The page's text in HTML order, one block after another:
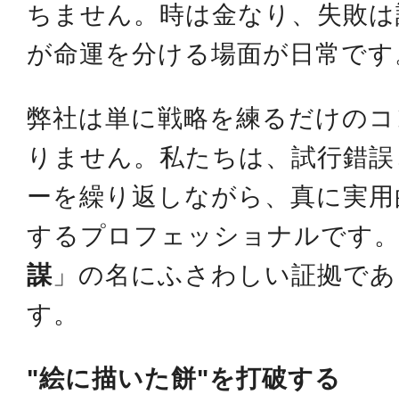
ちません。時は金なり、失敗
が命運を分ける場面が日常で
弊社は単に戦略を練るだけの
りません。私たちは、試行錯
ーを繰り返しながら、真に実
するプロフェッショナルです
謀 」の名にふさわしい証拠で
す。
"絵に描いた餅"を打破する